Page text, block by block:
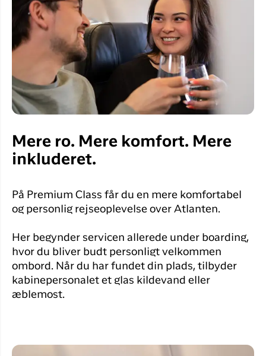
Mere ro. Mere komfort. Mere
inkluderet.
På Premium Class får du en mere komfortabel
og personlig rejseoplevelse over Atlanten.
Her begynder servicen allerede under boarding,
hvor du bliver budt personligt velkommen
ombord. Når du har fundet din plads, tilbyder
kabinepersonalet et glas kildevand eller
æblemost.